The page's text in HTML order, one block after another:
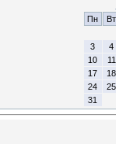
Пн
Вт
3
4
10
11
17
18
24
25
31